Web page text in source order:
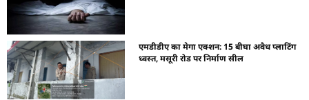
एमडीडीए का मेगा एक्शन: 15 बीघा अवैध प्लाटिंग
ध्वस्त, मसूरी रोड पर निर्माण सील